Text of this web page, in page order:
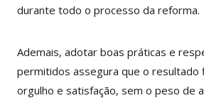
durante todo o processo da reforma.
Ademais, adotar boas práticas e
permitidos assegura que o resultado
orgulho e satisfação, sem o peso de